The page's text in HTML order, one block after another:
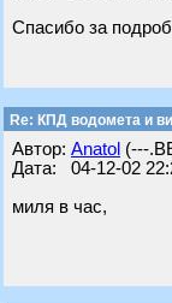
Спасибо за
Re: КПД водомета и
Автор: Anatol (---
Дата: 04-12-02
миля в час,